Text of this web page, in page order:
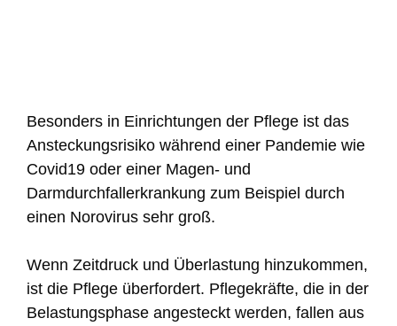
Besonders in Einrichtungen der Pflege ist das
Ansteckungsrisiko während einer Pandemie wie
Covid19 oder einer Magen- und
Darmdurchfallerkrankung zum Beispiel durch
einen Norovirus sehr groß.
Wenn Zeitdruck und Überlastung hinzukommen,
ist die Pflege überfordert. Pflegekräfte, die in der
Belastungsphase angesteckt werden, fallen aus